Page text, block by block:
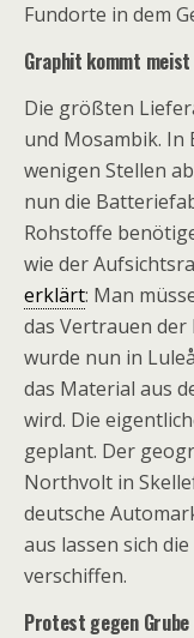
Fundorte in dem
Graphit kommt
Die größten
und Mosambik. In
wenigen Stellen
nun die
Rohstoffe
wie der
erklärt: Man
das Vertrauen der
wurde nun in
das Material aus
wird. Die
geplant. Der
Northvolt in
deutsche
aus lassen sich
verschiffen.
Protest gegen